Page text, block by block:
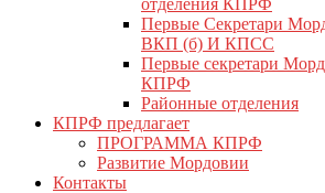
отделения КПРФ
Первые Секретари
ВКП (б) И КПСС
Первые секретари
КПРФ
Районные отделения
КПРФ предлагает
ПРОГРАММА КПРФ
Развитие Мордовии
Контакты